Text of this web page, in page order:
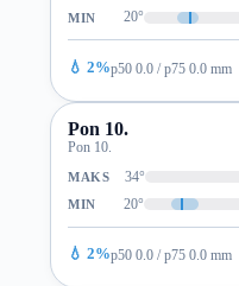
MIN 20°
💧 2%p50 0.0 / p75 0.0 mm
Pon 10.
Pon 10.
MAKS 34°
MIN 20°
💧 2%p50 0.0 / p75 0.0 mm